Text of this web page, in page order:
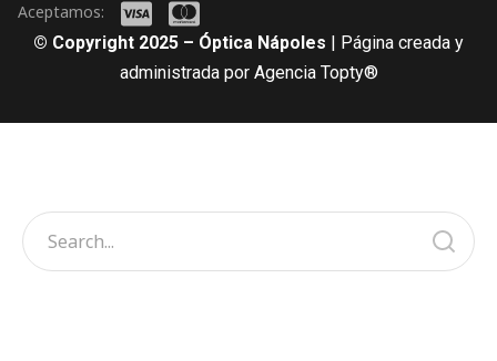
© Copyright 2025 – Óptica Nápoles | Página creada y
administrada por Agencia Topty®
Aceptamos: